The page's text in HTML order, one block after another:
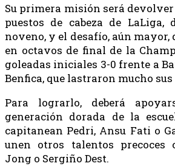
Su primera misión será
puestos de cabeza de LaLiga,
noveno, y el desafío, aún mayor,
en octavos de final de la
goleadas iniciales 3-0 frente a
Benfica, que lastraron mucho
Para lograrlo, deberá
generación dorada de la
capitanean Pedri, Ansu Fati o
unen otros talentos precoces
Jong o Sergiño Dest.